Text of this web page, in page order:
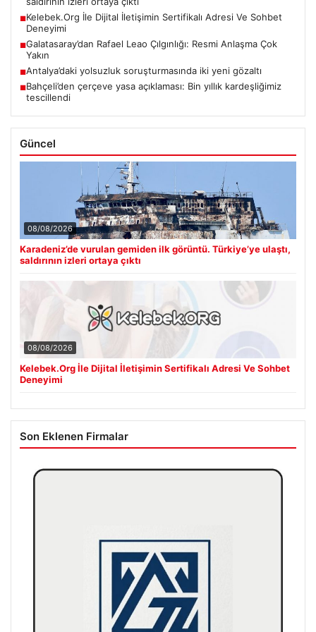
■Kelebek.Org İle Dijital İletişimin Sertifikalı Adresi Ve Sohbet
Deneyimi
■Galatasaray’dan Rafael Leao Çılgınlığı: Resmi Anlaşma Çok
Yakın
■Antalya’daki yolsuzluk soruşturmasında iki yeni gözaltı
■Bahçeli’den çerçeve yasa açıklaması: Bin yıllık kardeşliğimiz
tescillendi
Güncel
08/08/2026
Karadeniz’de vurulan gemiden ilk görüntü. Türkiye’ye ulaştı,
saldırının izleri ortaya çıktı
08/08/2026
Kelebek.Org İle Dijital İletişimin Sertifikalı Adresi Ve Sohbet
Deneyimi
Son Eklenen Firmalar